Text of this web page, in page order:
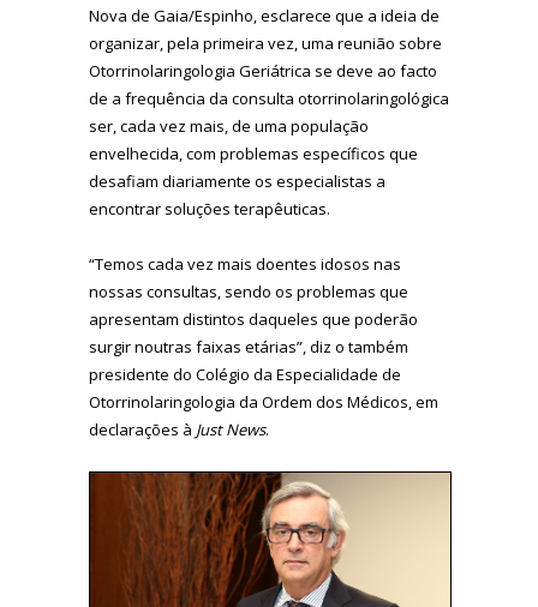
Nova de Gaia/Espinho, esclarece que a ideia de
organizar, pela primeira vez, uma reunião sobre
Otorrinolaringologia Geriátrica se deve ao facto
de a frequência da consulta otorrinolaringológica
ser, cada vez mais, de uma população
envelhecida, com problemas específicos que
desafiam diariamente os especialistas a
encontrar soluções terapêuticas.
“Temos cada vez mais doentes idosos nas
nossas consultas, sendo os problemas que
apresentam distintos daqueles que poderão
surgir noutras faixas etárias”, diz o também
presidente do Colégio da Especialidade de
Otorrinolaringologia da Ordem dos Médicos, em
declarações à Just News.